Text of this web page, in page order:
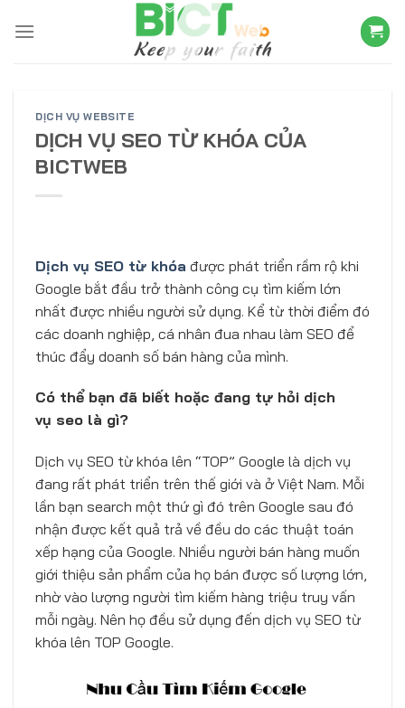
DỊCH VỤ WEBSITE
DỊCH VỤ SEO TỪ KHÓA CỦA
BICTWEB
Dịch vụ SEO từ khóa được phát triển rầm rộ khi
Google bắt đầu trở thành công cụ tìm kiếm lớn
nhất được nhiều người sử dụng. Kể từ thời điểm đó
các doanh nghiệp, cá nhân đua nhau làm SEO để
thúc đẩy doanh số bán hàng của mình.
Có thể bạn đã biết hoặc đang tự hỏi dịch
vụ seo là gì?
Dịch vụ SEO từ khóa lên “TOP” Google là dịch vụ
đang rất phát triển trên thế giới và ở Việt Nam. Mỗi
lần bạn search một thứ gì đó trên Google sau đó
nhận được kết quả trả về đều do các thuật toán
xếp hạng của Google. Nhiều người bán hàng muốn
giới thiệu sản phẩm của họ bán được số lượng lớn,
nhờ vào lượng người tìm kiếm hàng triệu truy vấn
mỗi ngày. Nên họ đều sử dụng đến dịch vụ SEO từ
khóa lên TOP Google.